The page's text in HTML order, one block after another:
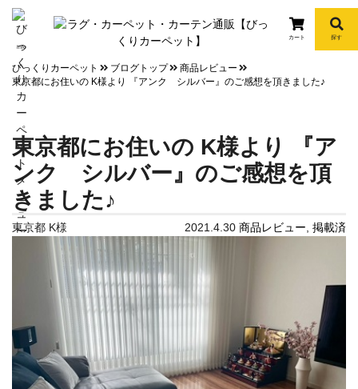
info
カート 探す
びっくりカーペット ブログトップ
商品レビュー
東京都にお住いの K様より 『アンク シルバー』のご感想を頂きました♪
東京都にお住いの K様より 『ア
ンク シルバー』のご感想を頂
きました♪
東京都 K様 2021.4.30 商品レビュー 掲載済